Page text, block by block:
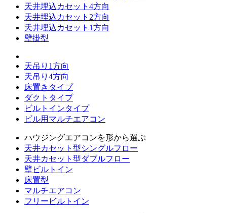
天井埋込カセット4方向
天井埋込カセット2方向
天井埋込カセット1方向
壁掛型
天吊り1方向
天吊り4方向
床置きタイプ
ダクトタイプ
ビルトインタイプ
ビル用マルチエアコン
ハウジングエアコンを形から選ぶ
天井カセット型シングルフロー
天井カセット型ダブルフロー
壁ビルトイン
床置型
マルチエアコン
フリービルトイン